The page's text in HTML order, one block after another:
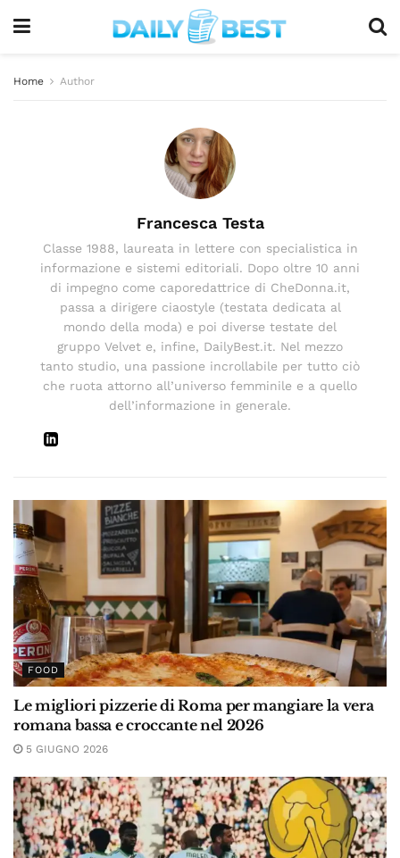
Home Author
Francesca Testa
Classe 1988, laureata in lettere con specialistica in
informazione e sistemi editoriali. Dopo oltre 10 anni
di impegno come caporedattrice di CheDonna.it,
passa a dirigere ciaostyle (testata dedicata al
mondo della moda) e poi diverse testate del
gruppo Velvet e, infine, DailyBest.it. Nel mezzo
tanto studio, una passione incrollabile per tutto ciò
che ruota attorno all’universo femminile e a quello
dell’informazione in generale.
FOOD
Le migliori pizzerie di Roma per mangiare la vera
romana bassa e croccante nel 2026
5 GIUGNO 2026